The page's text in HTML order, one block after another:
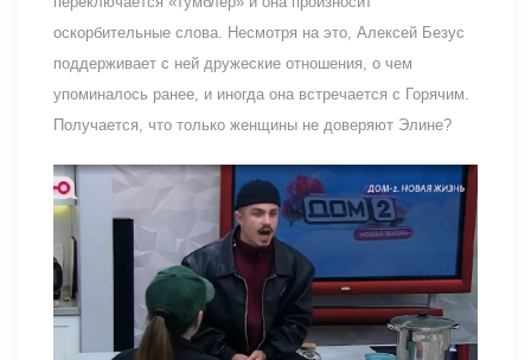
оскорбительные слова. Несмотря на это, Алексей Безус
поддерживает с ней дружеские отношения, о чем
упоминалось ранее, и иногда она встречается с Горячим.
Получается, что только женщины не доверяют Элине?